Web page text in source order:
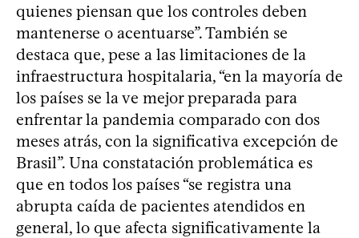
quienes piensan que los controles deben
mantenerse o acentuarse”. También se
destaca que, pese a las limitaciones de la
infraestructura hospitalaria, “en la mayoría de
los países se la ve mejor preparada para
enfrentar la pandemia comparado con dos
meses atrás, con la significativa excepción de
Brasil”. Una constatación problemática es
que en todos los países “se registra una
abrupta caída de pacientes atendidos en
general, lo que afecta significativamente la